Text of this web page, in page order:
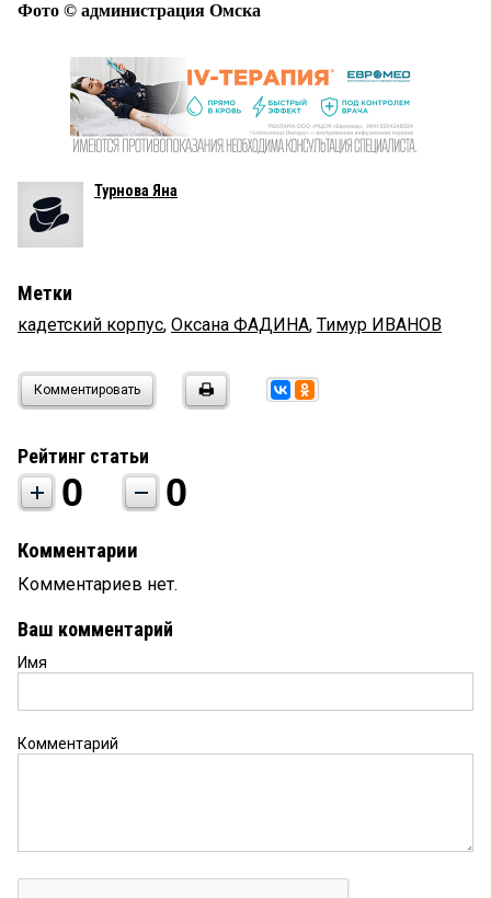
Фото © администрация Омска
Турнова Яна
Метки
кадетский корпус, Оксана ФАДИНА, Тимур ИВАНОВ
Комментировать
Рейтинг статьи
0 0
Комментарии
Комментариев нет.
Ваш комментарий
Имя
Комментарий